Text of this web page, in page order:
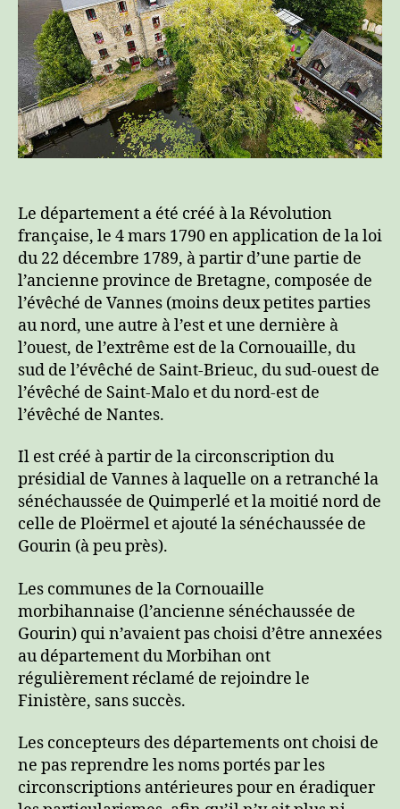
Le département a été créé à la Révolution
française, le 4 mars 1790 en application de la loi
du 22 décembre 1789, à partir d’une partie de
l’ancienne province de Bretagne, composée de
l’évêché de Vannes (moins deux petites parties
au nord, une autre à l’est et une dernière à
l’ouest, de l’extrême est de la Cornouaille, du
sud de l’évêché de Saint-Brieuc, du sud-ouest de
l’évêché de Saint-Malo et du nord-est de
l’évêché de Nantes.
Il est créé à partir de la circonscription du
présidial de Vannes à laquelle on a retranché la
sénéchaussée de Quimperlé et la moitié nord de
celle de Ploërmel et ajouté la sénéchaussée de
Gourin (à peu près).
Les communes de la Cornouaille
morbihannaise (l’ancienne sénéchaussée de
Gourin) qui n’avaient pas choisi d’être annexées
au département du Morbihan ont
régulièrement réclamé de rejoindre le
Finistère, sans succès.
Les concepteurs des départements ont choisi de
ne pas reprendre les noms portés par les
circonscriptions antérieures pour en éradiquer